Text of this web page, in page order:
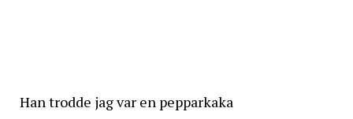
Han trodde jag var en pepparkaka